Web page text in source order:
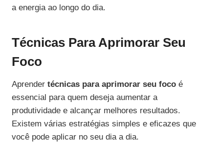
a energia ao longo do dia.
Técnicas Para Aprimorar Seu
Foco
Aprender técnicas para aprimorar seu foco é
essencial para quem deseja aumentar a
produtividade e alcançar melhores resultados.
Existem várias estratégias simples e eficazes que
você pode aplicar no seu dia a dia.